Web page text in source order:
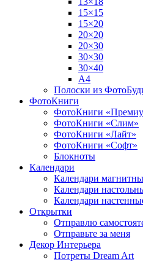
15×15
15×20
20×20
20×30
30×30
30×40
A4
Полоски из
ФотоКниги
ФотоКниги
ФотоКниги «Слим»
ФотоКниги «Лайт»
ФотоКниги «Софт»
Блокноты
Календари
Календари
Календари
Календари
Открытки
Отправлю
Отправьте за меня
Декор Интерьера
Потреты Dream Art